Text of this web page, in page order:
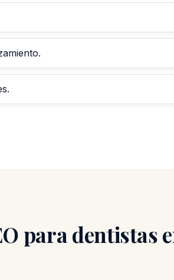
para dentistas